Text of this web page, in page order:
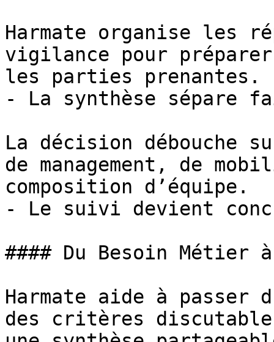
Harmate organise les
vigilance pour
les parties prenantes.
- La synthèse sépare
La décision débouche
de management, de
composition d’équipe.
- Le suivi devient
#### Du Besoin Métier
Harmate aide à passer
des critères